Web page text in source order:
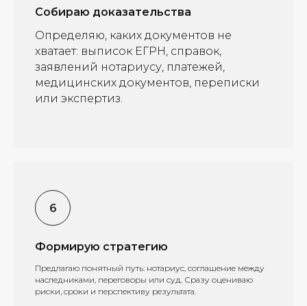
Собираю доказательства
Определяю, каких документов не
хватает: выписок ЕГРН, справок,
заявлений нотариусу, платежей,
медицинских документов, переписки
или экспертиз.
Формирую стратегию
Предлагаю понятный путь: нотариус, соглашение между
наследниками, переговоры или суд. Сразу оцениваю
риски, сроки и перспективу результата.